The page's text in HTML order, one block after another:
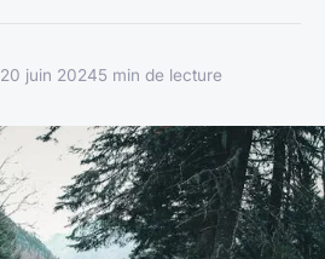
20 juin 20245 min de lecture